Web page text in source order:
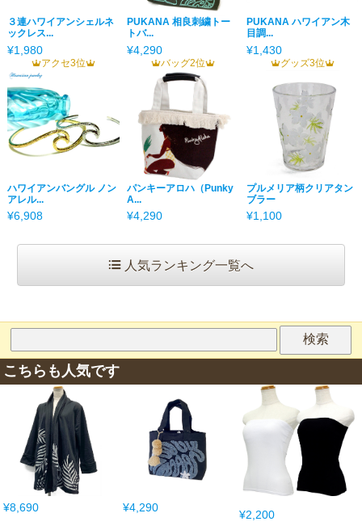
３連ハワイアンシェルネ
ックレス...
¥1,980
PUKANA 相良刺繍トー
トバ...
¥4,290
PUKANA ハワイアン木
目調...
¥1,430
アクセ3位
ハワイアンバングル ノン
アレル...
¥6,908
バッグ2位
パンキーアロハ（Punky
A...
¥4,290
グッズ3位
プルメリア柄クリアタン
ブラー
¥1,100
人気ランキング一覧へ
こちらも人気です
¥8,690 ¥4,290
¥2,200